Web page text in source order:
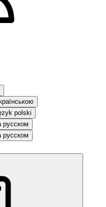
polski
русском
русском